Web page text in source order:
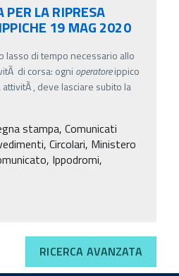
PER LA RIPRESA
19 MAG 2020
lasso di tempo necessario allo
di corsa: ogni operatoreippico
, deve lasciare subito la
stampa, Comunicati
Circolari, Ministero
Ippodromi,
RICERCA AVANZATA